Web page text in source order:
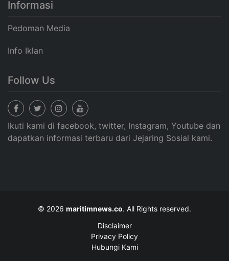
Informasi
Pedoman Media
Info Iklan
Follow Us
Ikuti kami di facebook, twitter, Instagram, Youtube dan
dapatkan informasi terbaru dari Jejaring Sosial kami.
© 2026 maritimnews.co. All Rights reserved.
Disclaimer
Privacy Policy
Hubungi Kami